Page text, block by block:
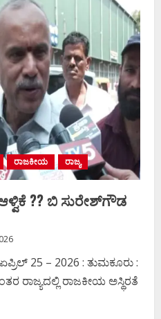
ರಾಜಕೀಯ ರಾಜ್ಯ
?? ಬಿ ಸುರೇಶ್‌ಗೌಡ
25 – 2026 : ತುಮಕೂರು :
ರಾಜ್ಯದಲ್ಲಿ ರಾಜಕೀಯ ಅಸ್ಥಿರತೆ